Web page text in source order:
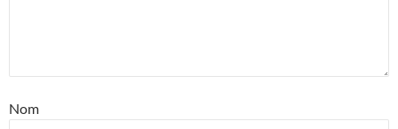
Nom